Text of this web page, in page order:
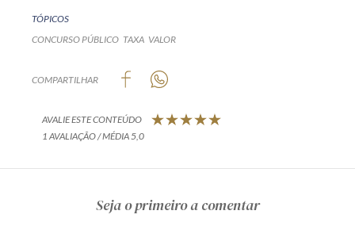
TÓPICOS
CONCURSO PÚBLICO TAXA VALOR
COMPARTILHAR
AVALIE ESTE CONTEÚDO
1 AVALIAÇÃO / MÉDIA 5,0
Seja o primeiro a comentar